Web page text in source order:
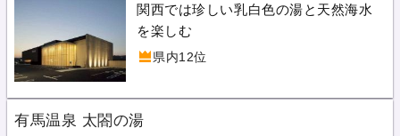
関西では珍しい乳白色の湯と天然海水
を楽しむ
県内12位
有馬温泉 太閤の湯